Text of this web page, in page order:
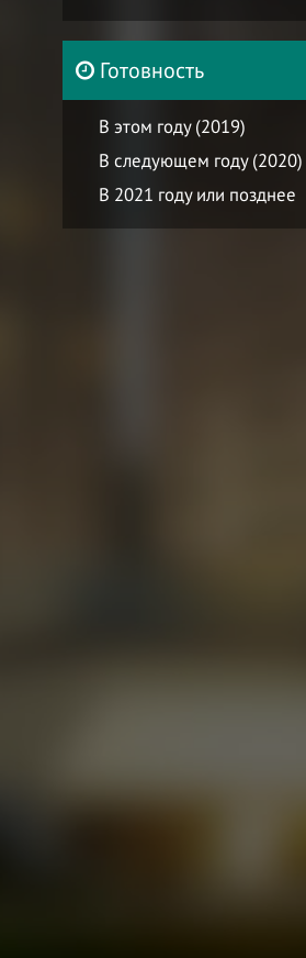
Готовность
В этом году (2019)
В следующем году (2020)
В 2021 году или позднее